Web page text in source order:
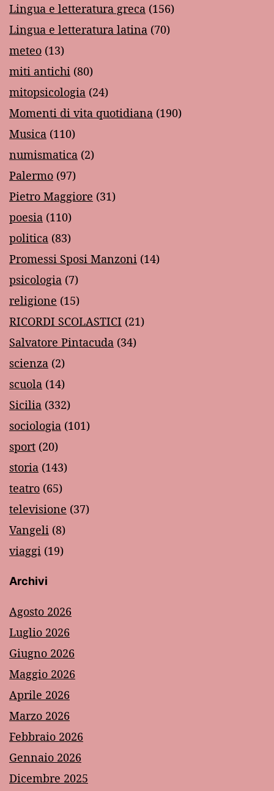
Lingua e letteratura greca (156)
Lingua e letteratura latina (70)
meteo (13)
miti antichi (80)
mitopsicologia (24)
Momenti di vita quotidiana (190)
Musica (110)
numismatica (2)
Palermo (97)
Pietro Maggiore (31)
poesia (110)
politica (83)
Promessi Sposi Manzoni (14)
psicologia (7)
religione (15)
RICORDI SCOLASTICI (21)
Salvatore Pintacuda (34)
scienza (2)
scuola (14)
Sicilia (332)
sociologia (101)
sport (20)
storia (143)
teatro (65)
televisione (37)
Vangeli (8)
viaggi (19)
Archivi
Agosto 2026
Luglio 2026
Giugno 2026
Maggio 2026
Aprile 2026
Marzo 2026
Febbraio 2026
Gennaio 2026
Dicembre 2025